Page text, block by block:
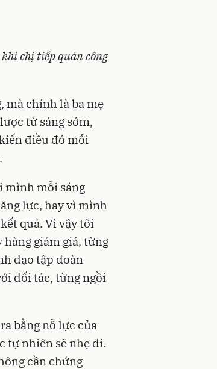
chị tiếp quản công
mà chính là ba mẹ
từ sáng sớm,
điều đó mỗi
mình mỗi sáng
lực, hay vì mình
quả. Vì vậy tôi
giảm giá, từng
đạo tập đoàn
đối tác, từng ngồi
bằng nỗ lực của
tự nhiên sẽ nhẹ đi.
cần chứng